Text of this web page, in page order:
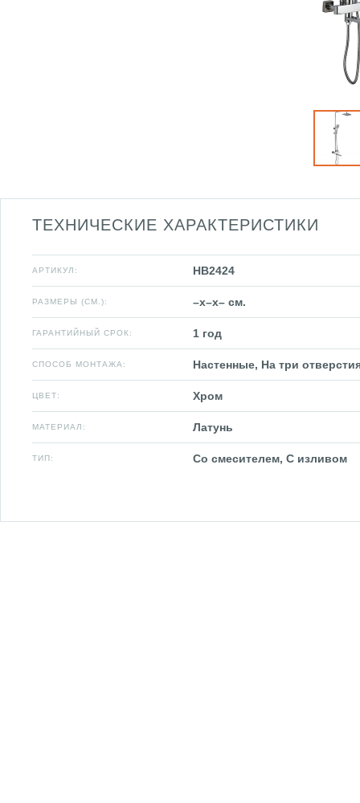
ТЕХНИЧЕСКИЕ ХАРАКТЕРИСТИКИ
АРТИКУЛ: HB2424
РАЗМЕРЫ (СМ.): –x–x– см.
ГАРАНТИЙНЫЙ СРОК: 1 год
СПОСОБ МОНТАЖА: Настенные, На три
ЦВЕТ: Хром
МАТЕРИАЛ: Латунь
ТИП: Со смесителем, С изливом